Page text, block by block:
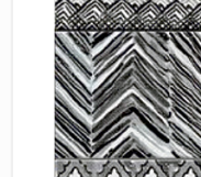
Искусственный камень
Клинкер